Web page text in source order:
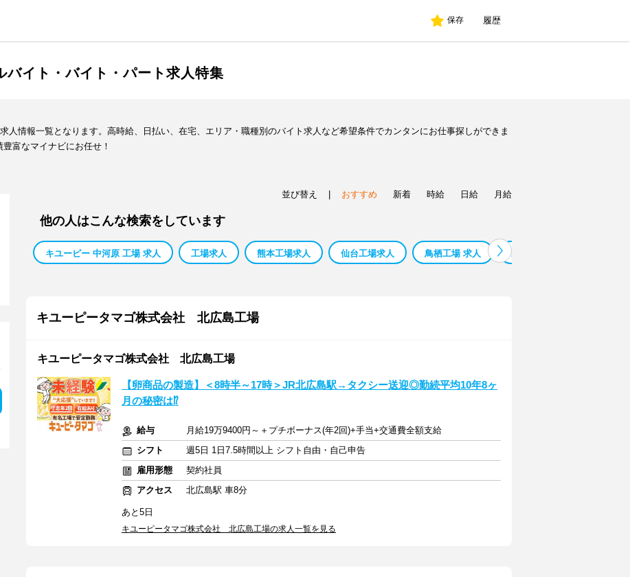
保存 履歴
バイト・バイト・パート求人特集
人情報一覧となります。高時給、日払い、在宅、エリア・職種別のバイト求人など希望条件でカンタンにお仕事探しができま
富なマイナビにお任せ！
並び替え おすすめ 新着 時給 日給 月給
他の人はこんな検索をしています
キユーピー 中河原 工場 求人 工場求人 熊本工場求人 仙台工場求人 鳥栖工場 求人 製糖工場 求人
キユーピータマゴ株式会社 北広島工場
キユーピータマゴ株式会社 北広島工場
【卵商品の製造】＜8時半～17時＞JR北広島駅→タクシー送迎◎勤続平均10年8ヶ
月の秘密は⁉
給与
月給19万9400円～＋プチボーナス(年2回)+手当+交通費全額支給
シフト
週5日 1日7.5時間以上 シフト自由・自己申告
雇用形態
契約社員
アクセス
北広島駅 車8分
あと5日
キユーピータマゴ株式会社 北広島工場の求人一覧を見る